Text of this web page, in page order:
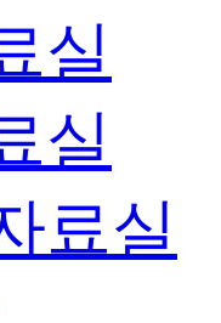
실
실
료실